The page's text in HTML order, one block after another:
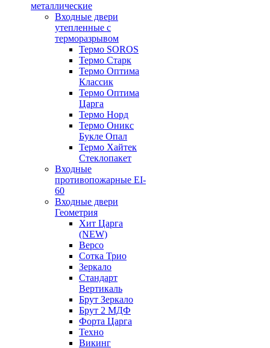
металлические
Входные двери
утепленные с
терморазрывом
Термо SOROS
Термо Старк
Термо Оптима
Классик
Термо Оптима
Царга
Термо Норд
Термо Оникс
Букле Опал
Термо Хайтек
Стеклопакет
Входные
противопожарные EI-
60
Входные двери
Геометрия
Хит Царга
(NEW)
Версо
Сотка Трио
Зеркало
Стандарт
Вертикаль
Брут Зеркало
Брут 2 МДФ
Форта Царга
Техно
Викинг